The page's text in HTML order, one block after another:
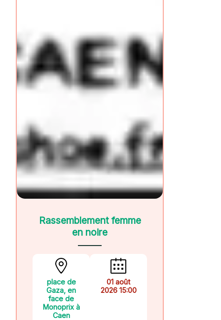
Rassemblement femme
en noire
place de
Gaza, en
face de
Monoprix à
Caen
01 août
2026 15:00